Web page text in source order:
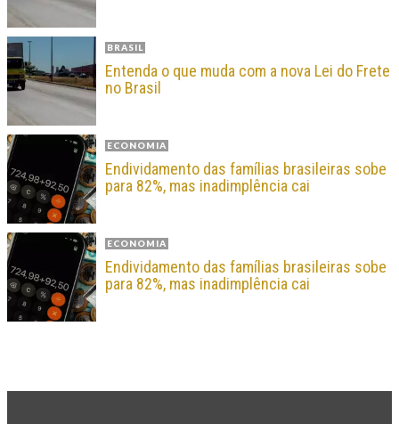
BRASIL
Entenda o que muda com a nova Lei do Frete
no Brasil
ECONOMIA
Endividamento das famílias brasileiras sobe
para 82%, mas inadimplência cai
ECONOMIA
Endividamento das famílias brasileiras sobe
para 82%, mas inadimplência cai